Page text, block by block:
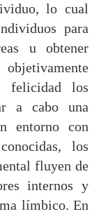
lo cual
para
u obtener
felicidad los
a cabo una
entorno con
los
fluyen de
internos y
límbico. En